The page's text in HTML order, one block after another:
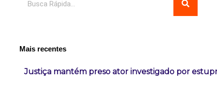
Mais recentes
Justiça mantém preso ator investigado por